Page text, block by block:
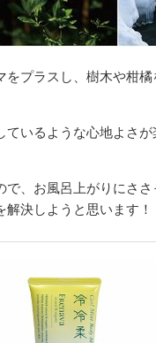
をプラスし、樹木や柑橘
ているような心地よさ
で、お風呂上がりにささ
決しようと思います！